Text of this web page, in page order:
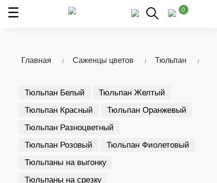
0
Главная Саженцы цветов Тюльпан
Тюльпан Белый
Тюльпан Желтый
Тюльпан Красный
Тюльпан Оранжевый
Тюльпан Разноцветный
Тюльпан Розовый
Тюльпан Фиолетовый
Тюльпаны на выгонку
Тюльпаны на срезку